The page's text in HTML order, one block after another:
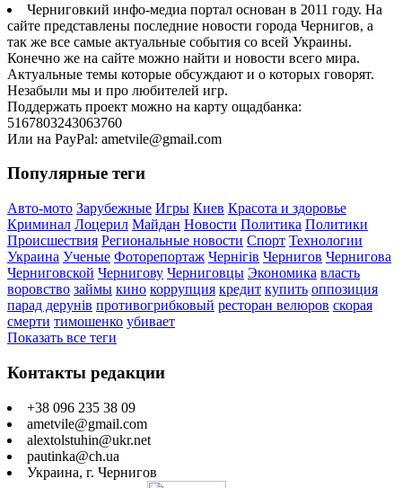
Черниговкий инфо-медиа портал основан в 2011 году. На
сайте представлены последние новости города Чернигов, а
так же все самые актуальные события со всей Украины.
Конечно же на сайте можно найти и новости всего мира.
Актуальные темы которые обсуждают и о которых говорят.
Незабыли мы и про любителей игр.
Поддержать проект можно на карту ощадбанка:
5167803243063760
Или на PayPal: ametvile@gmail.com
Популярные теги
Авто-мото Зарубежные Игры Киев Красота и здоровье
Криминал Лоцерил Майдан Новости Политика Политики
Происшествия Региональные новости Спорт Технологии
Украина Ученые Фоторепортаж Чернігів Чернигов Чернигова
Черниговской Чернигову Черниговцы Экономика власть
воровство займы кино коррупция кредит купить оппозиция
парад дерунів противогрибковый ресторан велюров скорая
смерти тимошенко убивает
Показать все теги
Контакты редакции
+38 096 235 38 09
ametvile@gmail.com
alextolstuhin@ukr.net
pautinka@ch.ua
Украина, г. Чернигов